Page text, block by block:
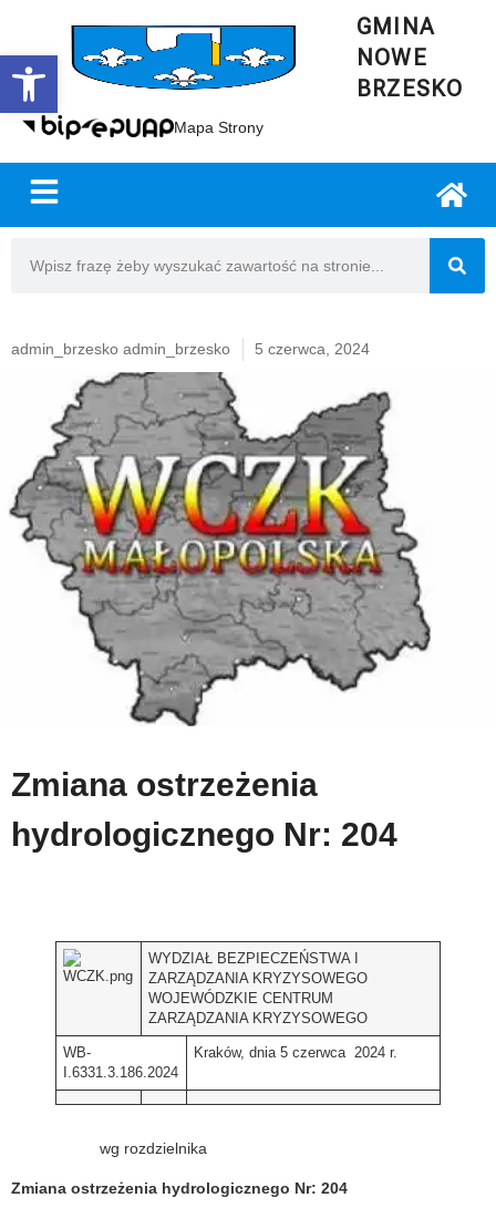
Open toolbar
GMINA
NOWE
BRZESKO
Mapa Strony
admin_brzesko admin_brzesko 5 czerwca, 2024
Zmiana ostrzeżenia
hydrologicznego Nr: 204
WYDZIAŁ BEZPIECZEŃSTWA I
ZARZĄDZANIA KRYZYSOWEGO
WOJEWÓDZKIE CENTRUM
ZARZĄDZANIA KRYZYSOWEGO
WB-
I.6331.3.186.2024
Kraków, dnia 5 czerwca 2024 r.
wg rozdzielnika
Zmiana ostrzeżenia hydrologicznego Nr: 204